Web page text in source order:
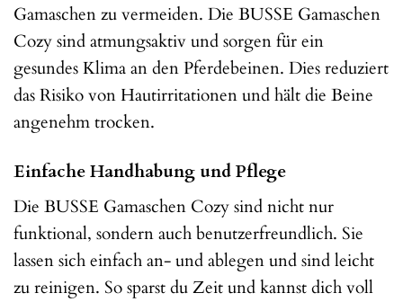
Gamaschen zu vermeiden. Die BUSSE Gamaschen
Cozy sind atmungsaktiv und sorgen für ein
gesundes Klima an den Pferdebeinen. Dies reduziert
das Risiko von Hautirritationen und hält die Beine
angenehm trocken.
Einfache Handhabung und Pflege
Die BUSSE Gamaschen Cozy sind nicht nur
funktional, sondern auch benutzerfreundlich. Sie
lassen sich einfach an- und ablegen und sind leicht
zu reinigen. So sparst du Zeit und kannst dich voll